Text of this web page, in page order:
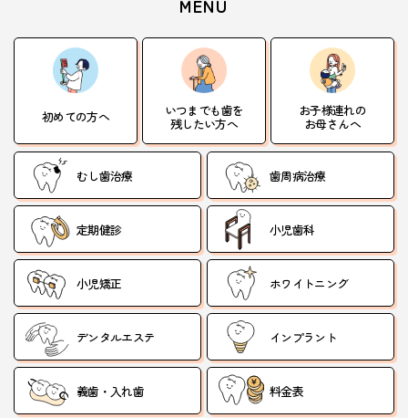
MENU
初めての方へ いつまでも歯を
残したい方へ
お子様連れの
お母さんへ
むし歯治療 歯周病治療
定期健診 小児歯科
小児矯正 ホワイトニング
デンタルエステ インプラント
義歯・入れ歯 料金表